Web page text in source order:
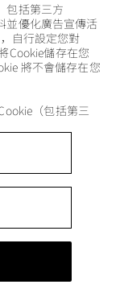
包括第三方
並優化廣告宣傳活
自行設定您對
Cookie儲存在您
將不會儲存在您
（包括第三